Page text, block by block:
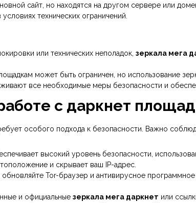
сайт, но находятся на другом сервере или
технических ограничений.
или технических неполадок, зеркала мега
может быть ограничен, но использование
все необходимые меры безопасности и
с даркнет
особого подхода к безопасности. Важно
высокий уровень безопасности,
и скрывает ваш IP-адрес.
обновляйте Tor-браузер и антивирусное
и официальные зеркала мега даркнет или